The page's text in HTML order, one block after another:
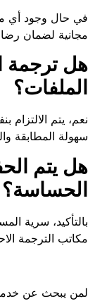
في حال وجود أي
مجانية لضمان رضا
هل ترجمة
الملفات؟
نعم، يتم
سهولة المطابقة
هل يتم
الحساسة؟
بالتأكيد، سرية
مكاتب الترجمة
لمن يبحث عن